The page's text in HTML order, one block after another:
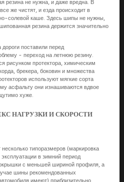
резина не нужна, и даже вредна. В
же чистят, и езда происходит в
солевой каше. Здесь шипы не нужны,
резина держится значительно
поставили перед
- переход на летнюю резину.
рисунком протектора, химическим
брекера, боковин и множества
используют мягкие сорта
асфальту они изнашиваются вдвое
хуже.
НАГРУЗКИ И СКОРОСТИ
типоразмеров (маркировка
в зимний период
с меньшей шириной профиля, а
шины рекомендованных